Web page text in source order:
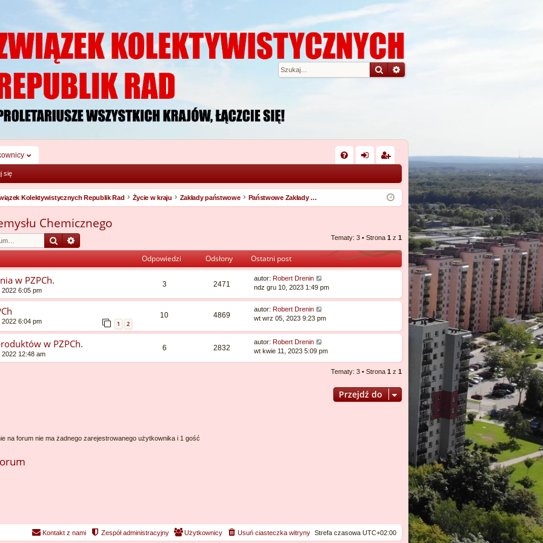
SzukajWyszukiwanie zaawansowane
W
Q og ej
się
Kolektywistycznych Republik Rad Życie w kraju Zakłady państwowe Państwowe Zakłady Przemysłu Chemicznego
Chemicznego
SzukajWyszukiwanie zaawansowane Tematy: 3 • Strona 1 z 1
Odpowiedzi Odsłony Ostatni post
w PZPCh.
6:05 pm
3 2471
autor: Robert Drenin
ndz gru 10, 2023 1:49 pm
6:04 pm 1 2
10 4869
autor: Robert Drenin
wt wrz 05, 2023 9:23 pm
w PZPCh.
2022 12:48 am
6 2832
autor: Robert Drenin
wt kwie 11, 2023 5:09 pm
Tematy: 3 • Strona 1 z 1
Przejdź do
na forum nie ma żadnego zarejestrowanego użytkownika i 1 gość
Strefa czasowa UTC+02:00
Usuń ciasteczka witryny
Użytkownicy
Zespół administracyjny
Kontakt z nami